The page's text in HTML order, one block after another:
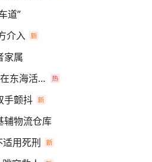
道”
介入
家属
日本自卫队3架反潜巡逻机在东海活动
手颤抖
辅物流仓库
适用死刑